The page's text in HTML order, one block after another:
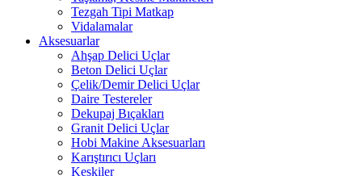
Tezgah Tipi Matkap
Vidalamalar
Aksesuarlar
Ahşap Delici Uçlar
Beton Delici Uçlar
Çelik/Demir Delici Uçlar
Daire Testereler
Dekupaj Bıçakları
Granit Delici Uçlar
Hobi Makine Aksesuarları
Karıştırıcı Uçları
Keskiler